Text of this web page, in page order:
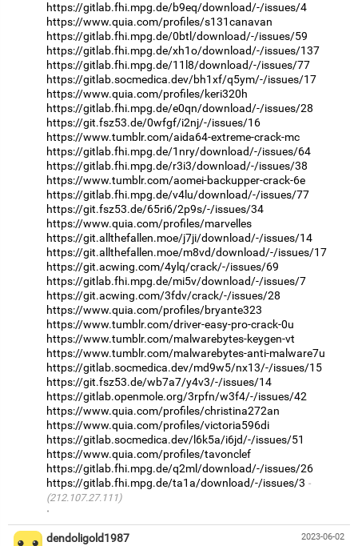
https://gitlab.fhi.mpg.de/b9eq/download/-/issues/4
https://www.quia.com/profiles/s131canavan
https://gitlab.fhi.mpg.de/0btl/download/-/issues/59
https://gitlab.fhi.mpg.de/xh1o/download/-/issues/137
https://gitlab.fhi.mpg.de/11l8/download/-/issues/77
https://gitlab.socmedica.dev/bh1xf/q5ym/-/issues/17
https://www.quia.com/profiles/keri320h
https://gitlab.fhi.mpg.de/e0qn/download/-/issues/28
https://git.fsz53.de/0wfgf/i2nj/-/issues/16
https://www.tumblr.com/aida64-extreme-crack-mc
https://gitlab.fhi.mpg.de/1nry/download/-/issues/64
https://gitlab.fhi.mpg.de/r3i3/download/-/issues/38
https://www.tumblr.com/aomei-backupper-crack-6e
https://gitlab.fhi.mpg.de/v4lu/download/-/issues/77
https://git.fsz53.de/65ri6/2p9s/-/issues/34
https://www.quia.com/profiles/marvelles
https://git.allthefallen.moe/j7ji/download/-/issues/14
https://git.allthefallen.moe/m8vd/download/-/issues/17
https://git.acwing.com/4ylq/crack/-/issues/69
https://gitlab.fhi.mpg.de/mi5v/download/-/issues/7
https://git.acwing.com/3fdv/crack/-/issues/28
https://www.quia.com/profiles/bryante323
https://www.tumblr.com/driver-easy-pro-crack-0u
https://www.tumblr.com/malwarebytes-keygen-vt
https://www.tumblr.com/malwarebytes-anti-malware7u
https://gitlab.socmedica.dev/md9w5/nx13/-/issues/15
https://git.fsz53.de/wb7a7/y4v3/-/issues/14
https://gitlab.openmole.org/3rpfn/w3f4/-/issues/42
https://www.quia.com/profiles/christina272an
https://www.quia.com/profiles/victoria596di
https://gitlab.socmedica.dev/l6k5a/i6jd/-/issues/51
https://www.quia.com/profiles/tavonclef
https://gitlab.fhi.mpg.de/q2ml/download/-/issues/26
https://gitlab.fhi.mpg.de/ta1a/download/-/issues/3
(212.107.27.111)
·
2023-06-02
dendoligold1987